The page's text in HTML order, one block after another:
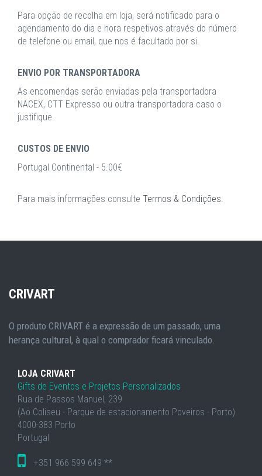
Para opção de recolha em loja, será notificado para o
agendamento do dia e hora respetivos através do número
de telefone ou email, que nos é facultado por si.
ENVIO POR TRANSPORTADORA
As encomendas serão enviadas pela transportadora
NACEX, CTT Expresso ou outra transportadora caso o
justifique.
CUSTOS DE ENVIO
Portugal Continental - 5.00€
Para mais informações consulte Termos & Condições.
CRIVART
O produto CRIVART é a expressão de um passado, uma
herança cultural, à qual o comprador ficará vinculado.
LOJA CRIVART
Gifts de Eventos e Projetos Personalizados
Rua de Passos Manuel, 239
(Ao Coliseu - Parque de estacionamento Poveiros - Porto)
4000-383 Porto
Portugal
+351 966 599 649 **